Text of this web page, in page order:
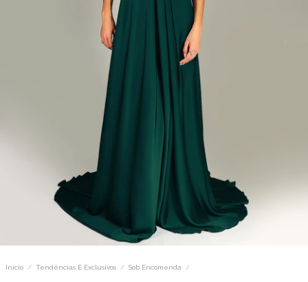
Início / Tendências E Exclusivos / Sob Encomenda /